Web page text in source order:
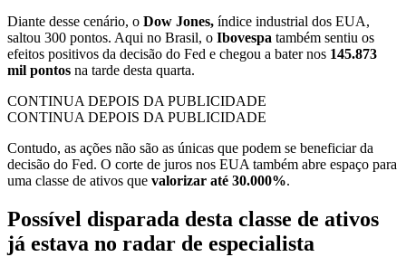
Diante desse cenário, o Dow Jones, índice industrial dos EUA,
saltou 300 pontos. Aqui no Brasil, o Ibovespa também sentiu os
efeitos positivos da decisão do Fed e chegou a bater nos 145.873
mil pontos na tarde desta quarta.
CONTINUA DEPOIS DA PUBLICIDADE
CONTINUA DEPOIS DA PUBLICIDADE
Contudo, as ações não são as únicas que podem se beneficiar da
decisão do Fed. O corte de juros nos EUA também abre espaço para
uma classe de ativos que valorizar até 30.000%.
Possível disparada desta classe de ativos
já estava no radar de especialista